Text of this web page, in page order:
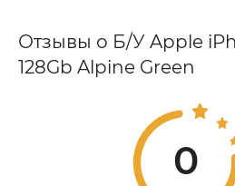
Отзывы о Б/У Apple
128Gb Alpine Green
0